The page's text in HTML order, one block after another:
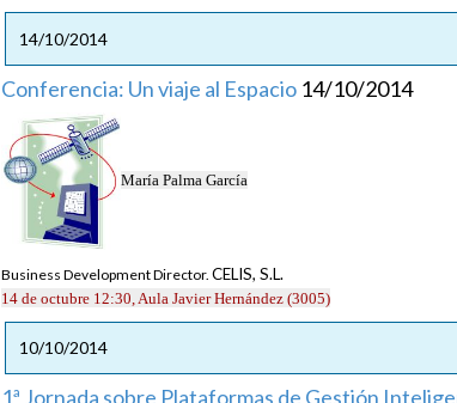
14/10/2014
Conferencia: Un viaje al Espacio 14/10/2014
María Palma García
Business Development Director. CELIS, S.L.
14 de octubre 12:30, Aula Javier Hernández (3005)
10/10/2014
1ª Jornada sobre Plataformas de Gestión